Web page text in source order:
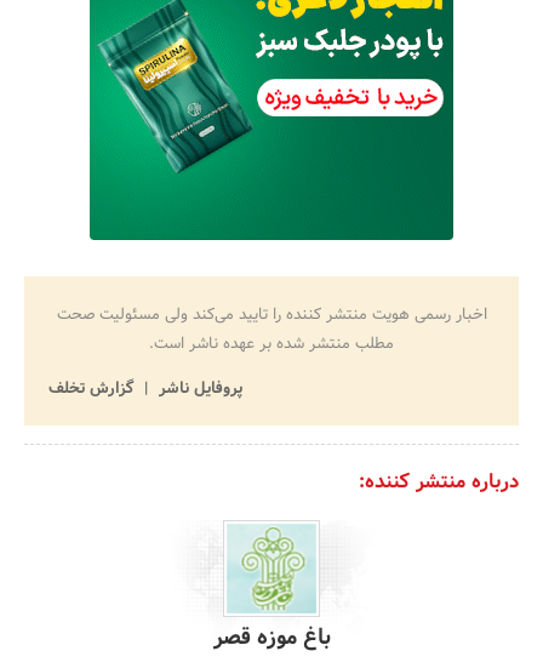
اخبار رسمی هویت منتشر کننده را تایید می‌کند ولی مسئولیت صحت
مطلب منتشر شده بر عهده ناشر است.
پروفایل ناشر
گزارش تخلف
درباره منتشر کننده:
باغ موزه قصر